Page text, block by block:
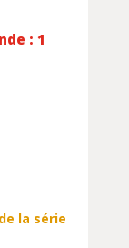
: 1
la série